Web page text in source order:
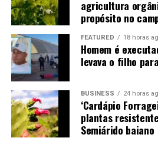
do primeiro semestre, elevando o
da nova safra. Em algumas
reavaliam estratégias de
despesas e preservar margens.
A preocupação é que cortes em
adubação possam limitar o
lavouras.
agricultura
propósito no
FEATURED 18 horas
Homem é
levava o filho
BUSINESS 24 horas
‘Cardápio
plantas
Semiárido baiano